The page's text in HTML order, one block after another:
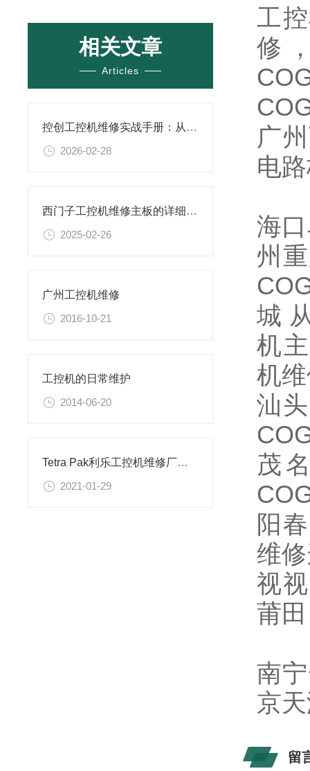
相关文章
Articles
控创工控机维修实战手册：从开机自检异常到系统恢复全流程解析
2026-02-28
西门子工控机维修主板的详细步骤与要点
2025-02-26
广州工控机维修
2016-10-21
工控机的日常维护
2014-06-20
Tetra Pak利乐工控机维修厂家分析
2021-01-29
工
修
广
电
海口
州
城
机
机
汕头
茂
阳春
维修
视
莆田
南宁
京
留